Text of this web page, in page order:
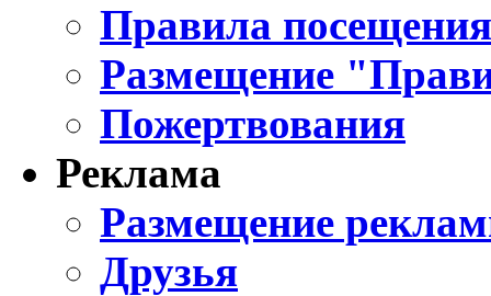
Правила
Размещение
Пожертвования
Реклама
Размещение
Друзья